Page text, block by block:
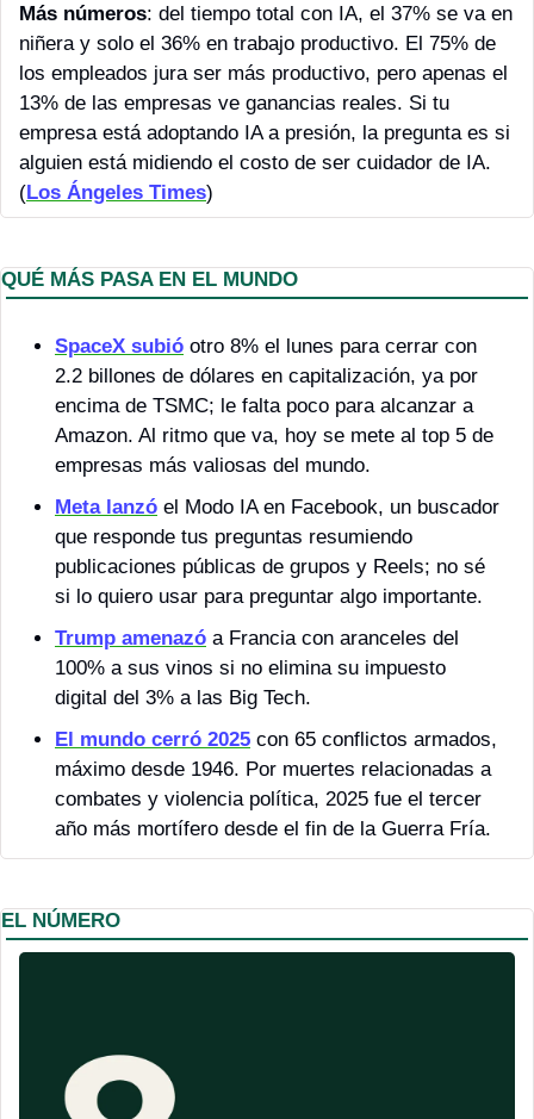
Más números: del tiempo total con IA, el 37% se va en
niñera y solo el 36% en trabajo productivo. El 75% de
los empleados jura ser más productivo, pero apenas el
13% de las empresas ve ganancias reales. Si tu
empresa está adoptando IA a presión, la pregunta es si
alguien está midiendo el costo de ser cuidador de IA.
(Los Ángeles Times)
QUÉ MÁS PASA EN EL MUNDO
SpaceX subió otro 8% el lunes para cerrar con
2.2 billones de dólares en capitalización, ya por
encima de TSMC; le falta poco para alcanzar a
Amazon. Al ritmo que va, hoy se mete al top 5 de
empresas más valiosas del mundo.
Meta lanzó el Modo IA en Facebook, un buscador
que responde tus preguntas resumiendo
publicaciones públicas de grupos y Reels; no sé
si lo quiero usar para preguntar algo importante.
Trump amenazó a Francia con aranceles del
100% a sus vinos si no elimina su impuesto
digital del 3% a las Big Tech.
El mundo cerró 2025 con 65 conflictos armados,
máximo desde 1946. Por muertes relacionadas a
combates y violencia política, 2025 fue el tercer
año más mortífero desde el fin de la Guerra Fría.
EL NÚMERO